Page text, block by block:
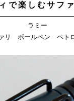
で楽しむサフ
ラミー
リ ボールペン ペト